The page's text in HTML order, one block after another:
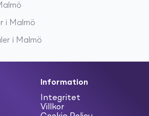
i Malmö
i Malmö
Information
Integritet
Villkor